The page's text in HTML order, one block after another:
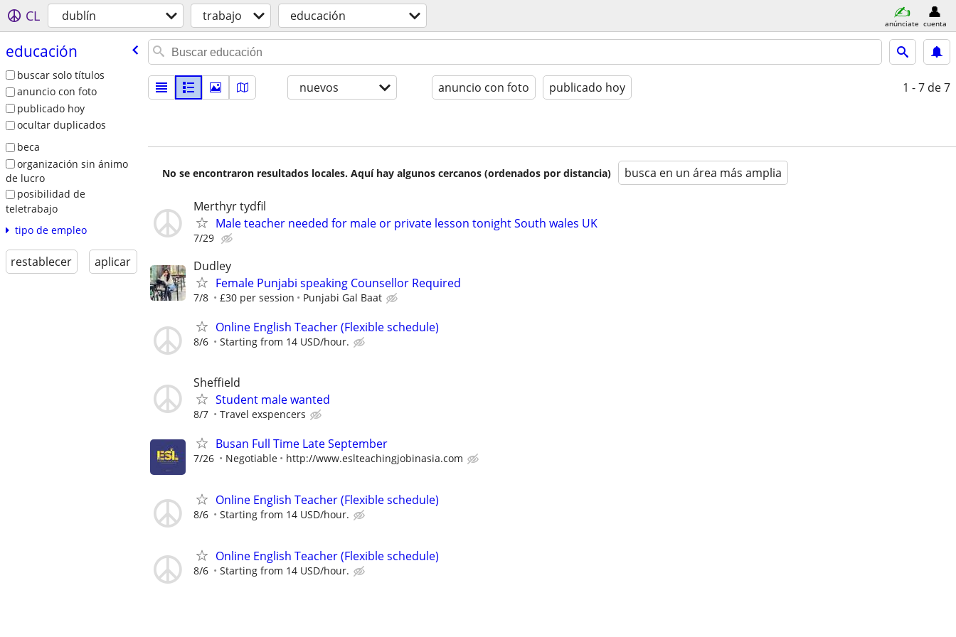
CL dublí­n trabajo educación anúnciate cuenta
educación
buscar solo títulos
anuncio con foto
publicado hoy
ocultar duplicados
beca
organización sin ánimo
de lucro
posibilidad de
teletrabajo
tipo de empleo
restablecer aplicar
nuevos anuncio con foto publicado hoy 1 - 7 de 7
No se encontraron resultados locales. Aquí hay algunos cercanos (ordenados por distancia) busca en un área más amplia
Merthyr tydfil
Male teacher needed for male or private lesson tonight South wales UK
7/29
Dudley
Female Punjabi speaking Counsellor Required
7/8 £30 per session Punjabi Gal Baat
Online English Teacher (Flexible schedule)
8/6 Starting from 14 USD/hour.
Sheffield
Student male wanted
8/7 Travel exspencers
Busan Full Time Late September
7/26 Negotiable http://www.eslteachingjobinasia.com
Online English Teacher (Flexible schedule)
8/6 Starting from 14 USD/hour.
Online English Teacher (Flexible schedule)
8/6 Starting from 14 USD/hour.